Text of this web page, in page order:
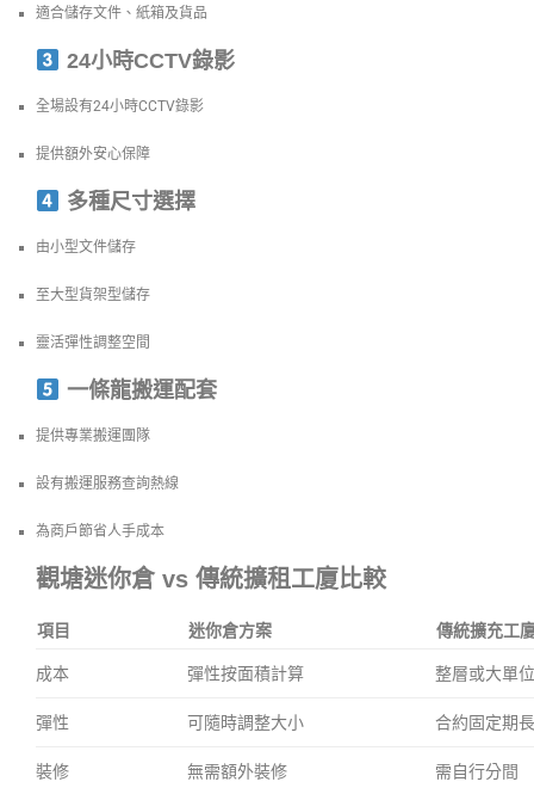
適合儲存文件、紙箱及貨品
24小時CCTV錄影
全場設有24小時CCTV錄影
提供額外安心保障
多種尺寸選擇
由小型文件儲存
至大型貨架型儲存
靈活彈性調整空間
一條龍搬運配套
提供專業搬運團隊
設有搬運服務查詢熱線
為商戶節省人手成本
觀塘迷你倉 vs 傳統擴租工廈比較
項目 迷你倉方案 傳統擴充工
成本 彈性按面積計算 整層或大單
彈性 可隨時調整大小 合約固定期長
裝修 無需額外裝修 需自行分間